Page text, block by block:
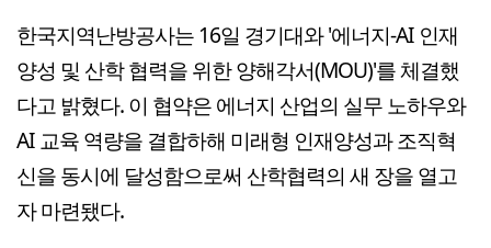
한국지역난방공사는 16일 경기대와 '에너지-AI 인재
양성 및 산학 협력을 위한 양해각서(MOU)'를 체결했
다고 밝혔다. 이 협약은 에너지 산업의 실무 노하우와
AI 교육 역량을 결합하해 미래형 인재양성과 조직혁
신을 동시에 달성함으로써 산학협력의 새 장을 열고
자 마련됐다.